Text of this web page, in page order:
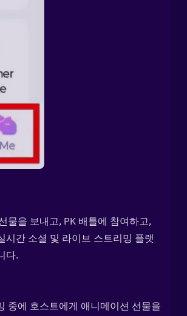
물을 보내고, PK 배틀에 참여하고,
간 소셜 및 라이브 스트리밍 플랫
다.
중에 호스트에게 애니메이션 선물을